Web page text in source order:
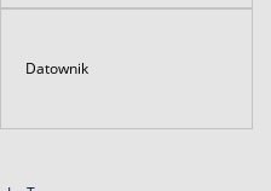
Datownik